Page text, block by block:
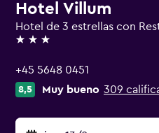
Hotel Villum
Hotel de 3 estrellas con
3 estrellas
+45 5648 0451
8,5 Muy bueno 309